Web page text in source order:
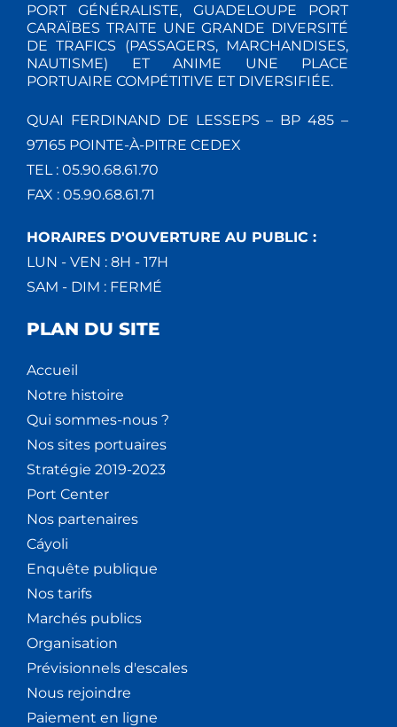
PORT GÉNÉRALISTE, GUADELOUPE PORT
CARAÏBES TRAITE UNE GRANDE DIVERSITÉ
DE TRAFICS (PASSAGERS, MARCHANDISES,
NAUTISME) ET ANIME UNE PLACE
PORTUAIRE COMPÉTITIVE ET DIVERSIFIÉE.
QUAI FERDINAND DE LESSEPS – BP 485 –
97165 POINTE-À-PITRE CEDEX
TEL : 05.90.68.61.70
FAX : 05.90.68.61.71
HORAIRES D'OUVERTURE AU PUBLIC :
LUN - VEN : 8H - 17H
SAM - DIM : FERMÉ
PLAN DU SITE
Accueil
Notre histoire
Qui sommes-nous ?
Nos sites portuaires
Stratégie 2019-2023
Port Center
Nos partenaires
Cáyoli
Enquête publique
Nos tarifs
Marchés publics
Organisation
Prévisionnels d'escales
Nous rejoindre
Paiement en ligne